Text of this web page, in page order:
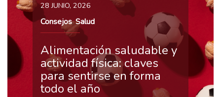
28 JUNIO, 2026
Consejos,Salud
Alimentación saludable y
actividad física: claves
para sentirse en forma
todo el año